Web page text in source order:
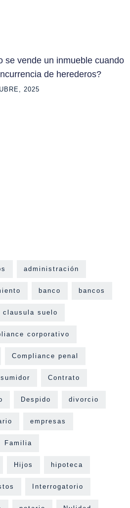
se vende un inmueble cuando
de herederos?
2025
administración
banco bancos
clausula suelo
corporativo
Compliance penal
Contrato
Despido divorcio
empresas
Familia
Hijos hipoteca
Interrogatorio